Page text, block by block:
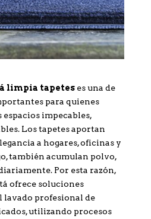
limpia tapeteses una de
para quienes
espacios impecables,
Los tapetes aportan
a hogares, oficinas y
también acumulan polvo,
Por esta razón,
ofrece soluciones
lavado profesional de
utilizando procesos